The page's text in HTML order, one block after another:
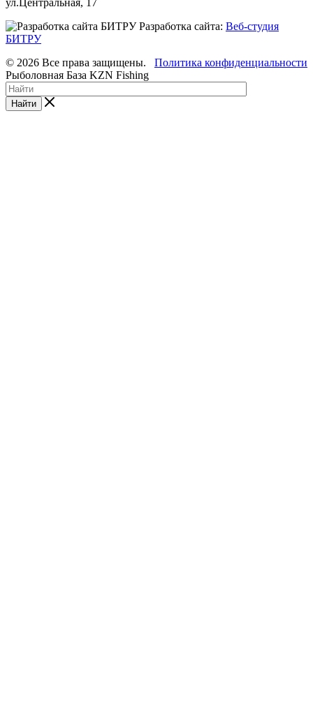
Разработка сайта: Веб-студия
БИТРУ
Политика конфиденциальности
© 2026 Все права защищены.
Рыболовная База KZN Fishing
Найти